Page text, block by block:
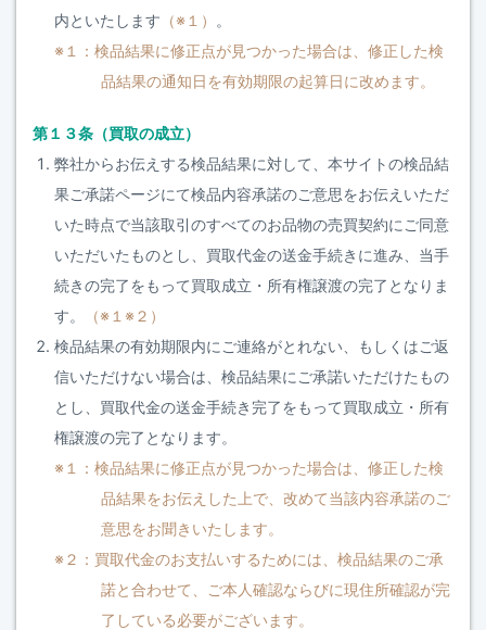
内といたします （※１）
。
※１：検品結果に修正点が見つかった場合は、修正した検
品結果の通知日を有効期限の起算日に改めます。
第１３条（買取の成立）
弊社からお伝えする検品結果に対して、本サイトの検品結
果ご承諾ページにて検品内容承諾のご意思をお伝えいただ
いた時点で当該取引のすべてのお品物の売買契約にご同意
いただいたものとし、買取代金の送金手続きに進み、当手
続きの完了をもって買取成立・所有権譲渡の完了となりま
す。
（※１※２）
検品結果の有効期限内にご連絡がとれない、もしくはご返
信いただけない場合は、検品結果にご承諾いただけたもの
とし、買取代金の送金手続き完了をもって買取成立・所有
権譲渡の完了となります。
※１：検品結果に修正点が見つかった場合は、修正した検
品結果をお伝えした上で、改めて当該内容承諾のご
意思をお聞きいたします。
※２：買取代金のお支払いするためには、検品結果のご承
諾と合わせて、ご本人確認ならびに現住所確認が完
了している必要がございます。